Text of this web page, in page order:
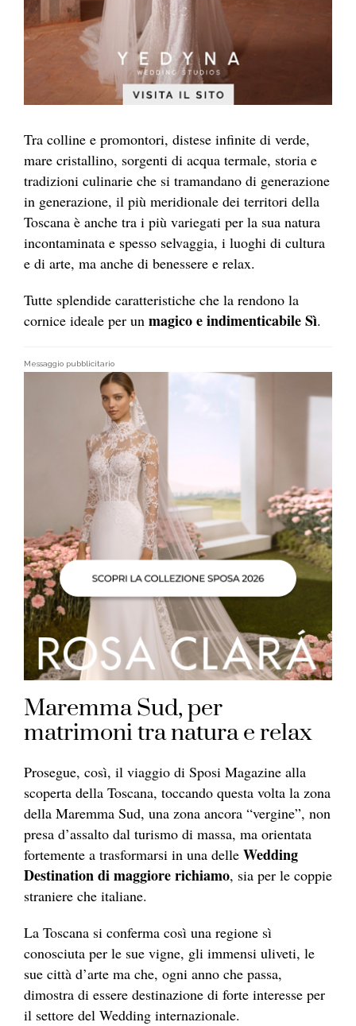
Tra colline e promontori, distese infinite di verde,
mare cristallino, sorgenti di acqua termale, storia e
tradizioni culinarie che si tramandano di generazione
in generazione, il più meridionale dei territori della
Toscana è anche tra i più variegati per la sua natura
incontaminata e spesso selvaggia, i luoghi di cultura
e di arte, ma anche di benessere e relax.
Tutte splendide caratteristiche che la rendono la
cornice ideale per un magico e indimenticabile Sì.
Messaggio pubblicitario
Maremma Sud, per
matrimoni tra natura e relax
Prosegue, così, il viaggio di Sposi Magazine alla
scoperta della Toscana, toccando questa volta la zona
della Maremma Sud, una zona ancora “vergine”, non
presa d’assalto dal turismo di massa, ma orientata
fortemente a trasformarsi in una delle Wedding
Destination di maggiore richiamo, sia per le coppie
straniere che italiane.
La Toscana si conferma così una regione sì
conosciuta per le sue vigne, gli immensi uliveti, le
sue città d’arte ma che, ogni anno che passa,
dimostra di essere destinazione di forte interesse per
il settore del Wedding internazionale.